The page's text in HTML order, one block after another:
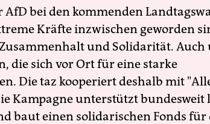
AfD bei den kommenden
Kräfte inzwischen geworden
und Solidarität. Auch
die sich vor Ort für eine starke
Die taz kooperiert deshalb mit
Kampagne unterstützt bundesweit
baut einen solidarischen Fonds für